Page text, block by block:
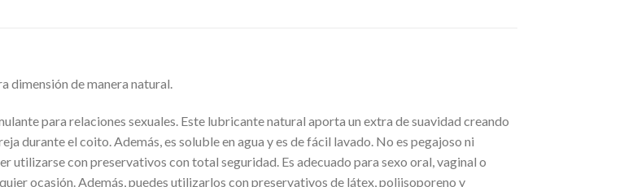
dimensión de manera natural.
para relaciones sexuales. Este lubricante natural aporta un extra de suavidad creando
durante el coito. Además, es soluble en agua y es de fácil lavado. No es pegajoso ni
utilizarse con preservativos con total seguridad. Es adecuado para sexo oral, vaginal o
ocasión. Además, puedes utilizarlos con preservativos de látex, poliisoporeno y